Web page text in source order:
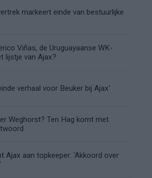
markeert einde van bestuurlijke
Viñas, de Uruguayaanse WK-
lijstje van Ajax?
verhaal voor Beuker bij Ajax’
Weghorst? Ten Hag komt met
Ajax aan topkeeper: ‘Akkoord over